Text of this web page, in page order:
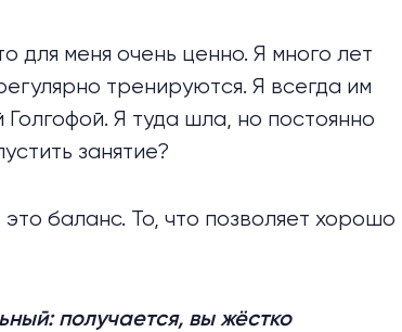
для меня очень ценно. Я много лет
тренируются. Я всегда им
Я туда шла, но постоянно
занятие?
баланс. То, что позволяет хорошо
получается, вы жёстко